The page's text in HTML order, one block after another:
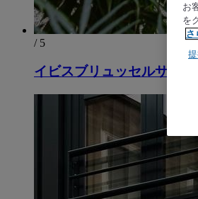
/ 5
イビスブリュッセルサント
お
を
さ